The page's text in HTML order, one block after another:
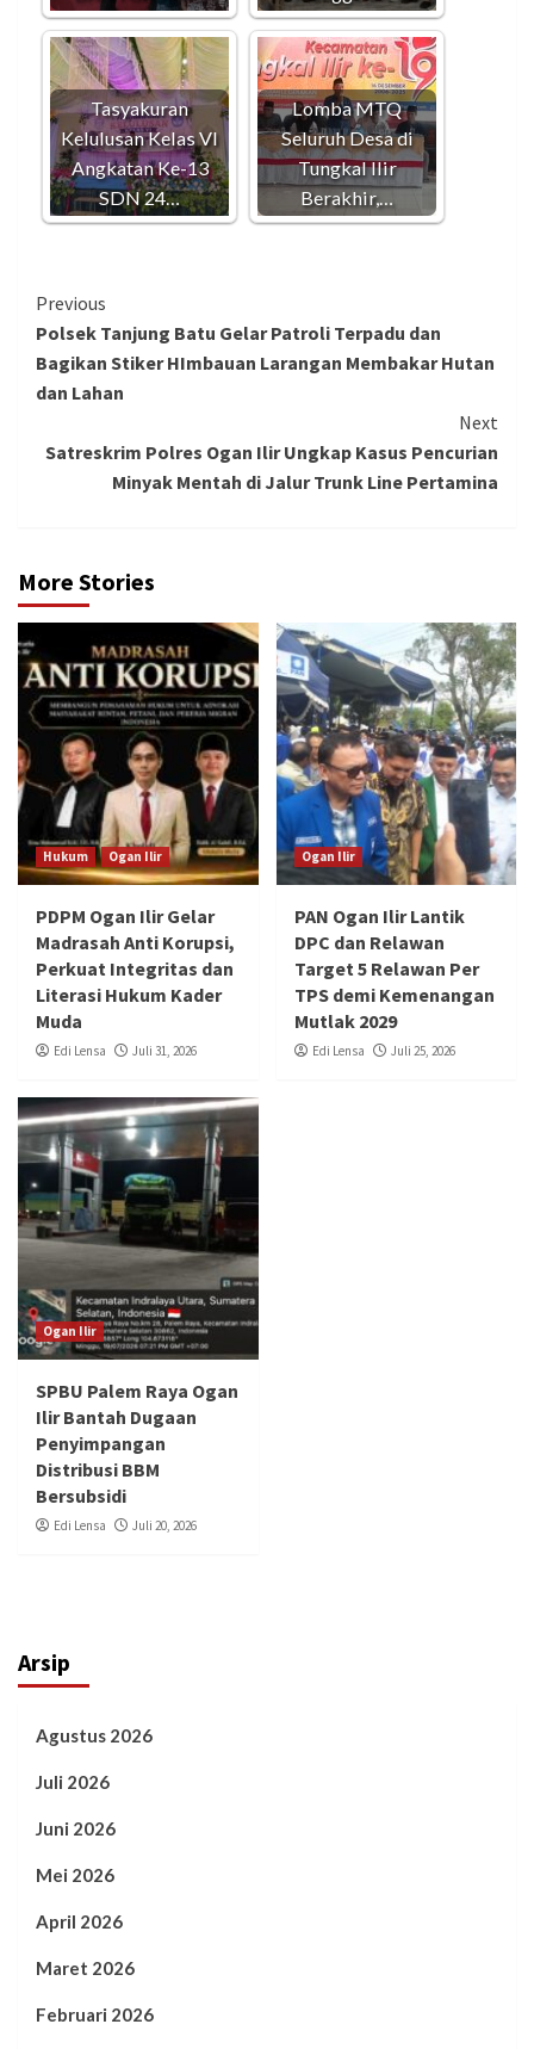
Tasyakuran
Kelulusan Kelas VI
Angkatan Ke-13
SDN 24…
Lomba MTQ
Seluruh Desa di
Tungkal Ilir
Berakhir,…
Continue
Reading
Previous
Polsek Tanjung Batu Gelar Patroli Terpadu dan
Bagikan Stiker HImbauan Larangan Membakar Hutan
dan Lahan
Next
Satreskrim Polres Ogan Ilir Ungkap Kasus Pencurian
Minyak Mentah di Jalur Trunk Line Pertamina
More Stories
Hukum Ogan Ilir
PDPM Ogan Ilir Gelar
Madrasah Anti Korupsi,
Perkuat Integritas dan
Literasi Hukum Kader
Muda
Edi Lensa Juli 31, 2026
Ogan Ilir
PAN Ogan Ilir Lantik
DPC dan Relawan
Target 5 Relawan Per
TPS demi Kemenangan
Mutlak 2029
Edi Lensa Juli 25, 2026
Ogan Ilir
SPBU Palem Raya Ogan
Ilir Bantah Dugaan
Penyimpangan
Distribusi BBM
Bersubsidi
Edi Lensa Juli 20, 2026
Arsip
Agustus 2026
Juli 2026
Juni 2026
Mei 2026
April 2026
Maret 2026
Februari 2026